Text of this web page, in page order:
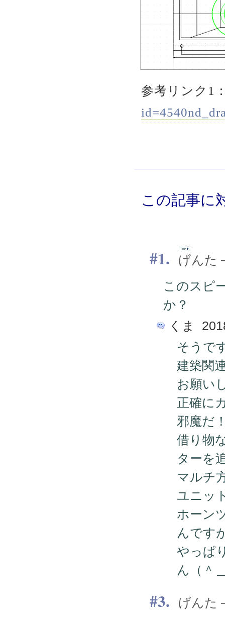
参考リンク1
この記事に
1.
げんた
このスピ
か？
くま
そうで
建築関
お願い
正確に
邪魔だ
借り物
ターを
マルチ
ユニッ
ホーン
んです
やっぱ
ん（＾
3.
げんた